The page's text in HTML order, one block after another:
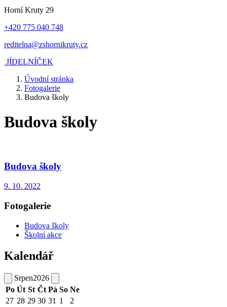
Horní Kruty 29
+420 775 040 748
reditelna@zshornikruty.cz
JÍDELNÍČEK
Úvodní stránka
Fotogalerie
Budova školy
Budova školy
Budova školy
9. 10. 2022
Fotogalerie
Budova školy
Školní akce
Kalendář
Srpen2026
Po Út St Čt Pá So Ne
27 28 29 30 31 1
2